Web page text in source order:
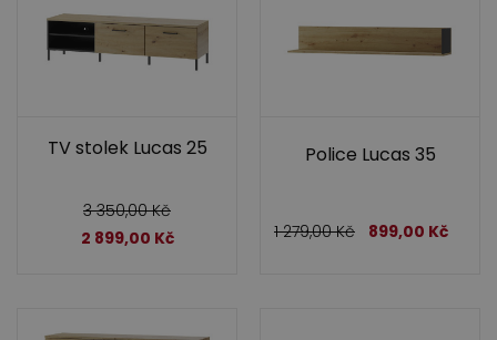
TV stolek Lucas 25
3 350,00Kč
2 899,00 Kč
Police Lucas 35
1 279,00Kč 899,00 Kč